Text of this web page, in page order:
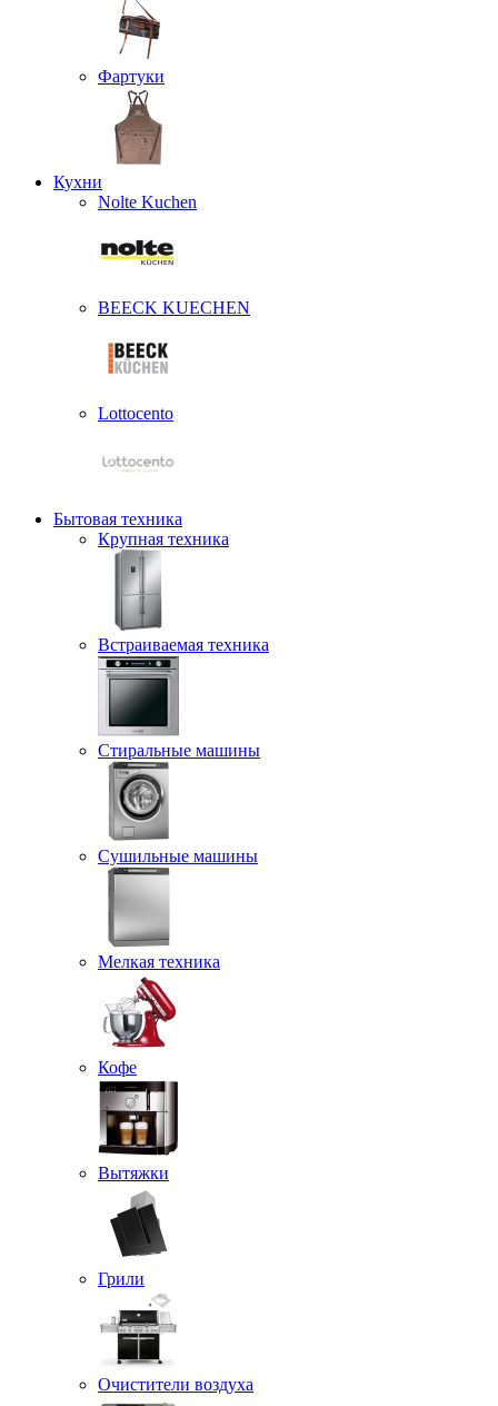
Фартуки
Кухни
Nolte Kuchen
BEECK KUECHEN
Lottocento
Бытовая техника
Крупная техника
Встраиваемая техника
Стиральные машины
Сушильные машины
Мелкая техника
Кофе
Вытяжки
Грили
Очистители воздуха